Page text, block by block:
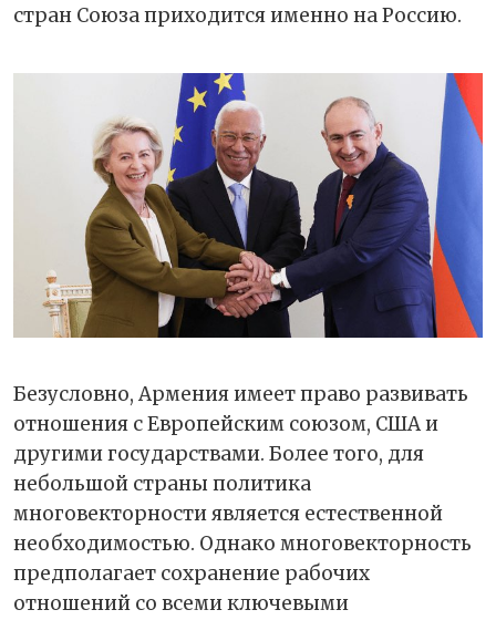
стран Союза приходится именно на Россию.
Безусловно, Армения имеет право развивать
отношения с Европейским союзом, США и
другими государствами. Более того, для
небольшой страны политика
многовекторности является естественной
необходимостью. Однако многовекторность
предполагает сохранение рабочих
отношений со всеми ключевыми